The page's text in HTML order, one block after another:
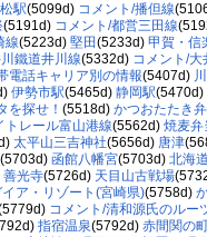
駅(5099d) コメント/播但線
(5191d) コメント/都営三田線
線(5223d) 堅田(5233d) 甲賀・信
鐵道井川線(5332d) コメント/
電話キャリア別の情報(5407d)
伊勢市駅(5465d) 静岡駅(5470d)
を探せ！ (5518d) かつおたたき
トレール富山港線(5562d) 焼麦弁
太平山三吉神社(5656d) 唐津
(5703d) 函館八幡宮(5703d) 北海
善光寺(5726d) 天目山古戦場
ア・リゾート(宮崎県)(5758d)
コメント/清和源氏のルー
指宿温泉(5792d) 赤間関の